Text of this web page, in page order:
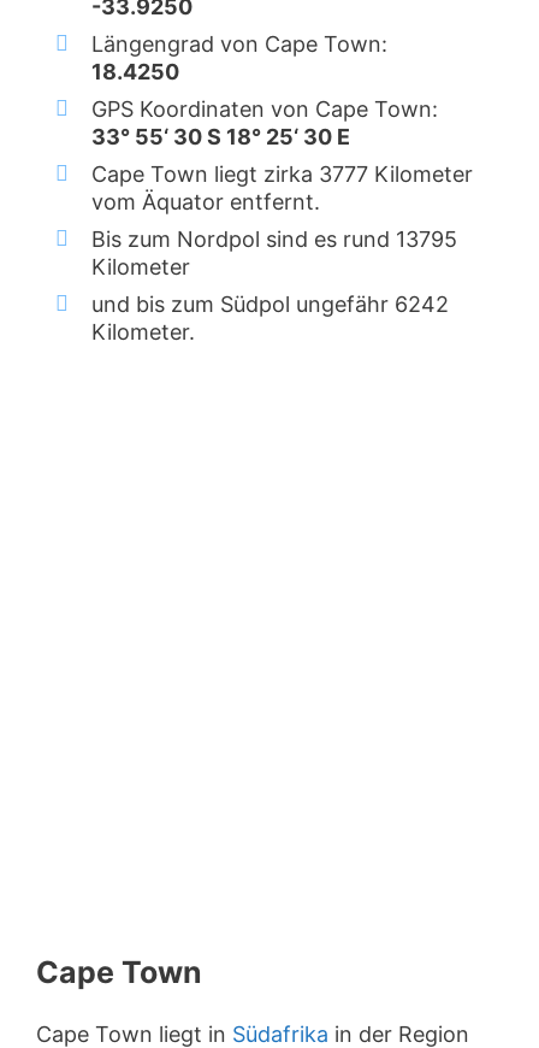
-33.9250
Längengrad von Cape Town:
18.4250
GPS Koordinaten von Cape Town:
33° 55‘ 30 S 18° 25‘ 30 E
Cape Town liegt zirka 3777 Kilometer
vom Äquator entfernt.
Bis zum Nordpol sind es rund 13795
Kilometer
und bis zum Südpol ungefähr 6242
Kilometer.
Cape Town
Cape Town liegt in Südafrika in der Region